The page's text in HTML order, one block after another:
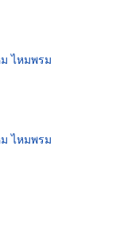
ไหมพรม
ไหมพรม